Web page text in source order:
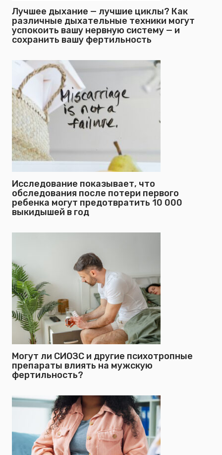
Лучшее дыхание — лучшие циклы? Как
различные дыхательные техники могут
успокоить вашу нервную систему — и
сохранить вашу фертильность
Исследование показывает, что
обследования после потери первого
ребенка могут предотвратить 10 000
выкидышей в год
Могут ли СИОЗС и другие психотропные
препараты влиять на мужскую
фертильность?